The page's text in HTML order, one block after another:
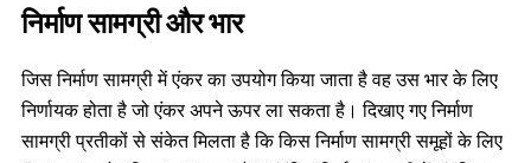
निर्माण सामग्री और भार
जिस निर्माण सामग्री में एंकर का उपयोग किया जाता है वह उस भार के लिए
निर्णायक होता है जो एंकर अपने ऊपर ला सकता है। दिखाए गए निर्माण
सामग्री प्रतीकों से संकेत मिलता है कि किस निर्माण सामग्री समूहों के लिए